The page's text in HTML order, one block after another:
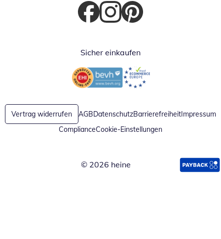
Öffnet in neuem Fenster
Öffnet in neuem Fenster
Öffnet in neuem Fenster
Sicher einkaufen
Öffnet in neuem FensterÖffnet in neuem Fenster
Vertrag widerrufen AGBDatenschutzBarrierefreiheitImpressum
ComplianceCookie-Einstellungen
© 2026 heine